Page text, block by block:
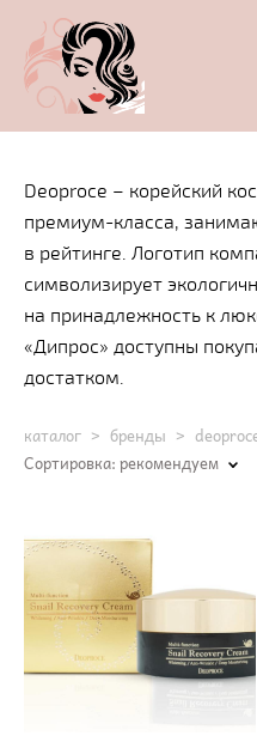
Deoproce – корейский
премиум-класса,
в рейтинге. Логотип
символизирует
на принадлежность к
«Дипрос» доступны
достатком.
каталог > бренды >
Сортировка:рекомендуем